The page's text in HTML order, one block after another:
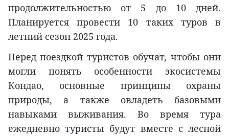
продолжительностью от 5 до 10 дней.
Планируется провести 10 таких туров в
летний сезон 2025 года.
Перед поездкой туристов обучат, чтобы они
могли понять особенности экосистемы
Кондао, основные принципы охраны
природы, а также овладеть базовыми
навыками выживания. Во время тура
ежедневно туристы будут вместе с лесной